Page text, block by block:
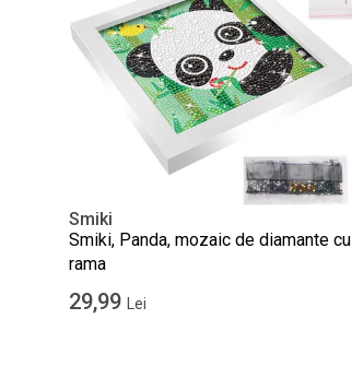
Smiki
Smiki, Panda, mozaic de diamante cu
rama
29,99 Lei